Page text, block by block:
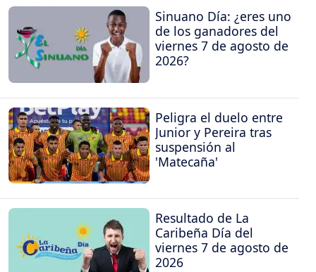
Sinuano Día: ¿eres uno
de los ganadores del
viernes 7 de agosto de
2026?
Peligra el duelo entre
Junior y Pereira tras
suspensión al
'Matecaña'
Resultado de La
Caribeña Día del
viernes 7 de agosto de
2026